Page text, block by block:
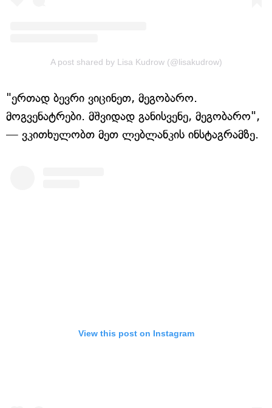
A post shared by Lisa Kudrow (@lisakudrow)
"ერთად ბევრი ვიცინეთ, მეგობარო.
მოგვენატრები. მშვიდად განისვენე, მეგობარო",
— ვკითხულობთ მეთ ლებლანკის ინსტაგრამზე.
View this post on Instagram